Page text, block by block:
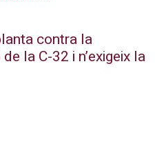
contra la
la C-32 i n’exigeix la